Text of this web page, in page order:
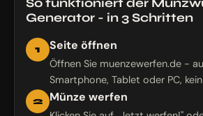
Generator - in 3 Schritten
1 Seite öffnen
Öffnen Sie muenzewerfen.de -
Smartphone, Tablet oder PC,
2 Münze werfen